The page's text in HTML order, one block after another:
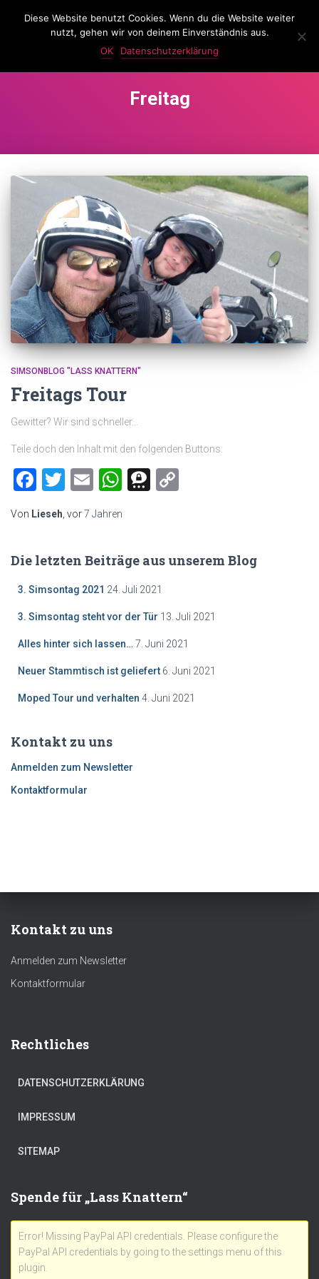
LassKnattern
Freitag
SIMSONBLOG "LASS KNATTERN"
Freitags Tour
Gewitter? Wir sind schneller…
Teile doch den Inhalt mit den folgenden Buttons:
Facebook
Twitter
EmailWhatsApp
Threema
Von Lieseh , vor7 Jahren
Die letzten Beiträge aus unserem Blog
3. Simsontag 2021 24. Juli 2021
3. Simsontag steht vor der Tür 13. Juli 2021
Alles hinter sich lassen… 7. Juni 2021
Neuer Stammtisch ist geliefert 6. Juni 2021
Moped Tour und verhalten 4. Juni 2021
Kontakt zu uns
Anmelden zum Newsletter
Kontaktformular
Kontakt zu uns
Anmelden zum Newsletter
Kontaktformular
Rechtliches
DATENSCHUTZERKLÄRUNG
IMPRESSUM
SITEMAP
Spende für „Lass Knattern“
Error! Missing PayPal API credentials. Please configure the
PayPal API credentials by going to the settings menu of this
plugin.
Diese Website benutzt Cookies. Wenn du die Website weiter
nutzt, gehen wir von deinem Einverständnis aus.
OK
Datenschutzerklärung